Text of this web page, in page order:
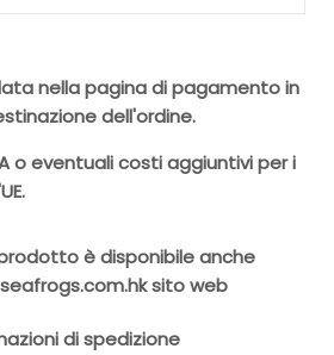
nella pagina di pagamento in
dell'ordine.
o eventuali costi aggiuntivi per i
è disponibile anche
sito web
di spedizione